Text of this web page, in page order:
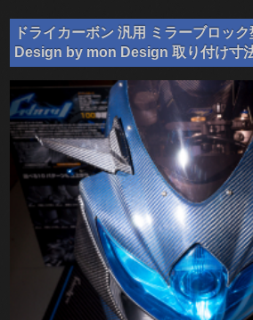
ドライカーボン 汎用 ミラーブロッ
Design by mon Design 取り付け寸